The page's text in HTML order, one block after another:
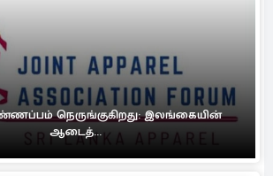
நெருங்குகிறது: இலங்கையின்
ஆடைத்...